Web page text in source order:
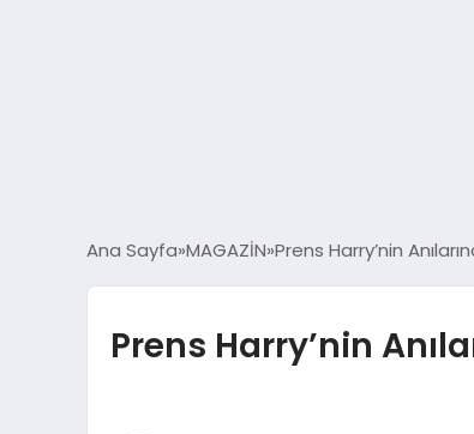
Ana Sayfa MAGAZİN Prens Harry’nin
Prens Harry’nin